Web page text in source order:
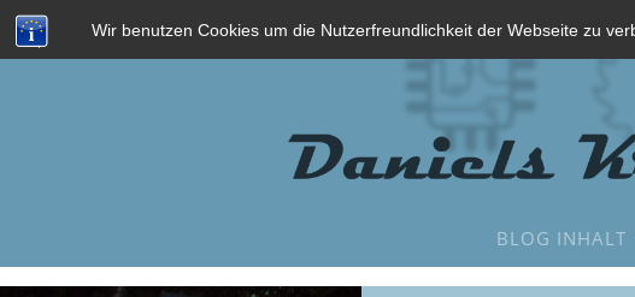
Wir benutzen Cookies um die Nutzerfreundlichkeit der Webseite zu
BLOG INHALT